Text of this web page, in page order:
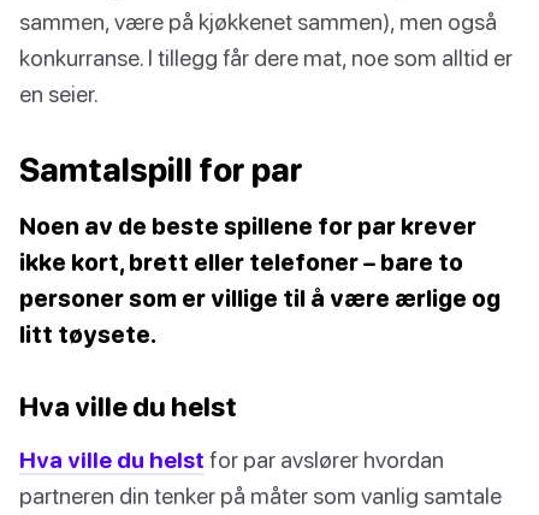
sammen, være på kjøkkenet sammen), men også
konkurranse. I tillegg får dere mat, noe som alltid er
en seier.
Samtalspill for par
Noen av de beste spillene for par krever
ikke kort, brett eller telefoner – bare to
personer som er villige til å være ærlige og
litt tøysete.
Hva ville du helst
Hva ville du helst for par avslører hvordan
partneren din tenker på måter som vanlig samtale